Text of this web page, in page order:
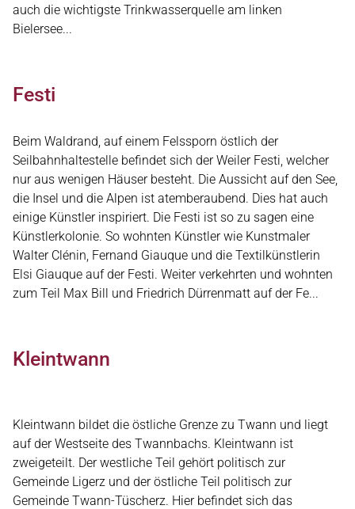
auch die wichtigste Trinkwasserquelle am linken
Bielersee...
Festi
Beim Waldrand, auf einem Felssporn östlich der
Seilbahnhaltestelle befindet sich der Weiler Festi, welcher
nur aus wenigen Häuser besteht. Die Aussicht auf den See,
die Insel und die Alpen ist atemberaubend. Dies hat auch
einige Künstler inspiriert. Die Festi ist so zu sagen eine
Künstlerkolonie. So wohnten Künstler wie Kunstmaler
Walter Clénin, Fernand Giauque und die Textilkünstlerin
Elsi Giauque auf der Festi. Weiter verkehrten und wohnten
zum Teil Max Bill und Friedrich Dürrenmatt auf der Fe...
Kleintwann
Kleintwann bildet die östliche Grenze zu Twann und liegt
auf der Westseite des Twannbachs. Kleintwann ist
zweigeteilt. Der westliche Teil gehört politisch zur
Gemeinde Ligerz und der östliche Teil politisch zur
Gemeinde Twann-Tüscherz. Hier befindet sich das